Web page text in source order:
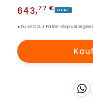
Normaler
Preis
643,77 € DEAL
Du wirst zum Partner-Shop